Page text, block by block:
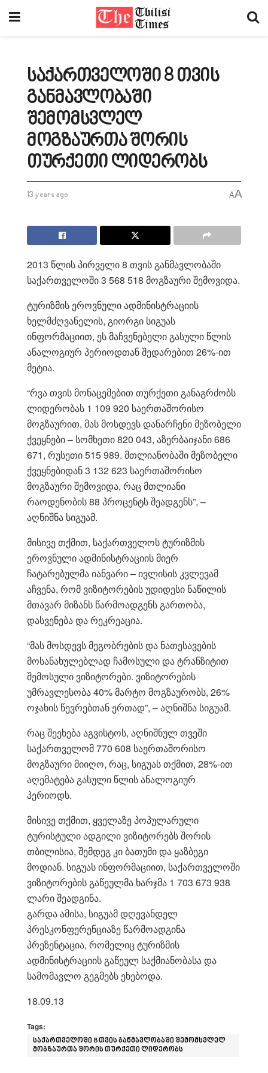
საქართველოში 8 თვის
განმავლობაში
შემომსვლელ
მოგზაურთა შორის
თურქეთი ლიდერობს
13 years ago AA
2013 წლის პირველი 8 თვის განმავლობაში
საქართველოში 3 568 518 მოგზაური შემოვიდა.
ტურიზმის ეროვნული ადმინისტრაციის
ხელმძღვანელის, გიორგი სიგუას
ინფორმაციით, ეს მაჩვენებელი გასული წლის
ანალოგიურ პერიოდთან შედარებით 26%-ით
მეტია.
“რვა თვის მონაცემებით თურქეთი განაგრძობს
ლიდერობას 1 109 920 საერთაშორისო
მოგზაურით, მას მოსდევს დანარჩენი მეზობელი
ქვეყნები – სომხეთი 820 043, აზერბაიჯანი 686
671, რუსეთი 515 989. მთლიანობაში მეზობელი
ქვეყნებიდან 3 132 623 საერთაშორისო
მოგზაური შემოვიდა, რაც მთლიანი
რაოდენობის 88 პროცენტს შეადგენს”, –
აღნიშნა სიგუამ.
მისივე თქმით, საქართველოს ტურიზმის
ეროვნული ადმინისტრაციის მიერ
ჩატარებულმა იანვარი – ივლისის კვლევამ
აჩვენა, რომ ვიზიტორების უდიდესი ნაწილის
მთავარ მიზანს წარმოადგენს გართობა,
დასვენება და რეკრეაცია.
“მას მოსდევს მეგობრების და ნათესავების
მოსანახულებლად ჩამოსული და ტრანზიტით
შემოსული ვიზიტორები. ვიზიტორების
უმრავლესობა 40% მარტო მოგზაურობს, 26%
ოჯახის წევრებთან ერთად”, – აღნიშნა სიგუამ.
რაც შეეხება აგვისტოს, აღნიშნულ თვეში
საქართველომ 770 608 საერთაშორისო
მოგზაური მიიღო, რაც, სიგუას თქმით, 28%-ით
აღემატება გასული წლის ანალოგიურ
პერიოდს.
მისივე თქმით, ყველაზე პოპულარული
ტურისტული ადგილი ვიზიტორებს შორის
თბილისია, შემდეგ კი ბათუმი და ყაზბეგი
მოდიან. სიგუას ინფორმაციით, საქართველოში
ვიზიტორების გაწეულმა ხარჯმა 1 703 673 938
ლარი შეადგინა.
გარდა ამისა, სიგუამ დღევანდელ
პრესკონფერენციაზე წარმოადგინა
პრეზენტაცია, რომელიც ტურიზმის
ადმინისტრაციის გაწეულ საქმიანობასა და
სამომავლო გეგმებს ეხებოდა.
18.09.13
Tags:
საქართველოში 8 თვის განმავლობაში შემომსვლელ
მოგზაურთა შორის თურქეთი ლიდერობს